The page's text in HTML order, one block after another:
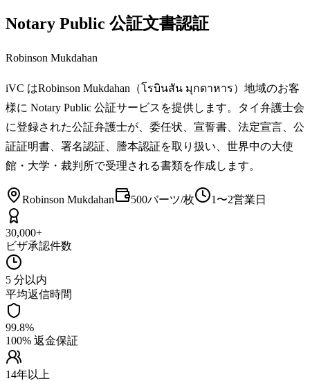
Notary Public 公証文書認証
Robinson Mukdahan
iVC はRobinson Mukdahan（โรบินสัน มุกดาหาร）地域のお客
様に Notary Public 公証サービスを提供します。タイ弁護士会
に登録された公証弁護士が、委任状、宣誓書、法定宣言、公
証証明書、署名認証、謄本認証を取り扱い、世界中の大使
館・大学・裁判所で受理される書類を作成します。
Robinson Mukdahan 500バーツ/枚 1〜2営業日
30,000+
ビザ承認件数
5 分以内
平均返信時間
99.8%
100% 返金保証
14年以上